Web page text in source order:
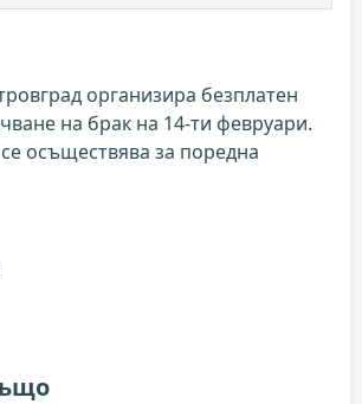
организира безплатен
на брак на 14-ти февруари.
осъществява за поредна